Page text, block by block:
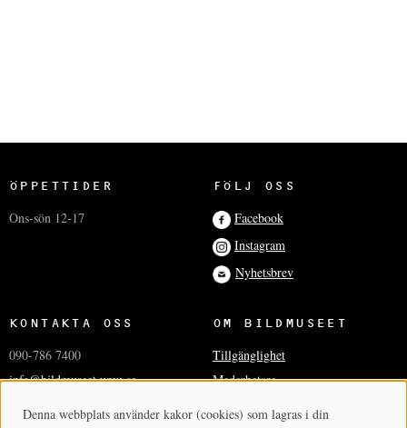
ÖPPETTIDER
Ons-sön 12-17
FÖLJ OSS
Facebook
Instagram
Nyhetsbrev
KONTAKTA OSS
090-786 7400
info@bildmuseet.umu.se
OM BILDMUSEET
Tillgänglighet
Medarbetare
Denna webbplats använder kakor (cookies) som lagras i din